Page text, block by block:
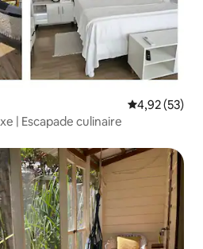
Évaluation
4,92 (53)
| Escapade culinaire